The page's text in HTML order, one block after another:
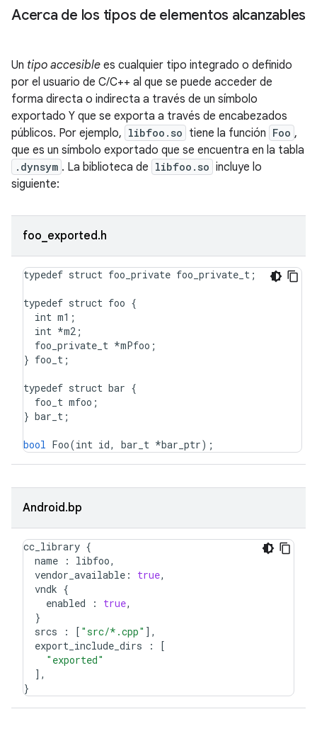
Acerca de los tipos de elementos alcanzables
Un tipo accesible es cualquier tipo integrado o definido
por el usuario de C/C++ al que se puede acceder de
forma directa o indirecta a través de un símbolo
exportado Y que se exporta a través de encabezados
públicos. Por ejemplo, libfoo.so tiene la función Foo ,
que es un símbolo exportado que se encuentra en la tabla
.dynsym . La biblioteca de libfoo.so incluye lo
siguiente:
foo_exported.h
typedef struct foo_private foo_private_t ;
typedef struct foo {
int m1 ;
int *m2 ;
foo_private_t *mPfoo ;
} foo_t ;
typedef struct bar {
foo_t mfoo ;
} bar_t ;
bool Foo(int id, bar_t *bar_ptr);
Android.bp
cc_library {
name
: libfoo,
vendor_available : true,
vndk {
enabled
: true,
}
srcs
: [ "src/*.cpp" ],
export_include_dirs
:
[
"exported"
],
}